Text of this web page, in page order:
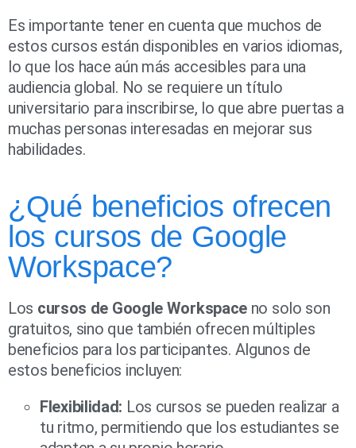
Es importante tener en cuenta que muchos de
estos cursos están disponibles en varios idiomas,
lo que los hace aún más accesibles para una
audiencia global. No se requiere un título
universitario para inscribirse, lo que abre puertas a
muchas personas interesadas en mejorar sus
habilidades.
¿Qué beneficios ofrecen
los cursos de Google
Workspace?
Los cursos de Google Workspace no solo son
gratuitos, sino que también ofrecen múltiples
beneficios para los participantes. Algunos de
estos beneficios incluyen:
Flexibilidad: Los cursos se pueden realizar a
tu ritmo, permitiendo que los estudiantes se